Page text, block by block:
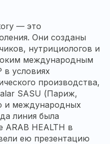
— это
Они созданы
нутрициологов и
международным
в условиях
производства,
SASU (Париж,
и международных
линия была
ARAB HEALTH в
ею презентацию